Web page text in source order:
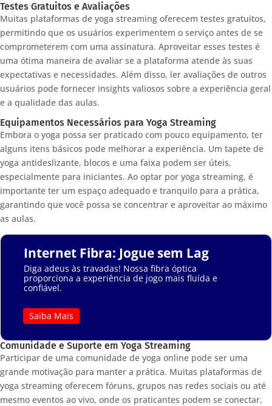
Testes Gratuitos e Avaliações
Muitas plataformas de yoga streaming oferecem testes gratuitos,
permitindo que os usuários experimentem o serviço antes de se
comprometerem com uma assinatura. Aproveitar esses testes é
uma ótima maneira de avaliar se a plataforma atende às suas
expectativas e necessidades. Além disso, ler avaliações de outros
usuários pode fornecer insights valiosos sobre a experiência geral
e a qualidade das aulas.
Equipamentos Necessários para Yoga Streaming
Embora o yoga possa ser praticado com pouco equipamento, ter
alguns itens básicos pode melhorar a experiência. Um tapete de
yoga antideslizante, blocos e uma faixa podem ser úteis,
especialmente para iniciantes. Ao optar por yoga streaming, é
importante ter um espaço adequado e tranquilo para a prática,
garantindo que você possa se concentrar e aproveitar ao máximo
as aulas.
Internet Fibra: Jogue sem Lag
Diga adeus às travadas! Nossa fibra óptica
proporciona a experiência de jogo mais fluída e
confiável.
Saiba Mais
Comunidade e Suporte em Yoga Streaming
Participar de uma comunidade de yoga online pode ser uma
grande motivação para manter a prática. Muitas plataformas de
yoga streaming oferecem fóruns, grupos nas redes sociais ou até
mesmo eventos ao vivo, onde os praticantes podem se conectar,